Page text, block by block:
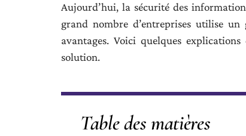
Aujourd’hui, la sécurité des
grand nombre d’entreprises utilise
avantages. Voici quelques
solution.
Table des matières